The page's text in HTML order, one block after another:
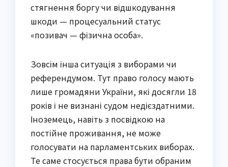
стягнення боргу чи відшкодування
шкоди — процесуальний статус
«позивач — фізична особа».
Зовсім інша ситуація з виборами чи
референдумом. Тут право голосу мають
лише громадяни України, які досягли 18
років і не визнані судом недієздатними.
Іноземець, навіть з посвідкою на
постійне проживання, не може
голосувати на парламентських виборах.
Те саме стосується права бути обраним